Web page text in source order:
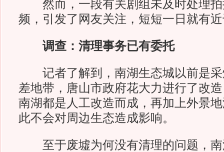
然而，一段有关剧组未及时处理拍
频，引发了网友关注，短短一日就有
调查：清理事务已有委托
记者了解到，南湖生态城以前是采
差地带，唐山市政府花大力进行了改
南湖都是人工改造而成，再加上外景
此不会对周边生态造成影响。
至于废墟为何没有清理的问题，南